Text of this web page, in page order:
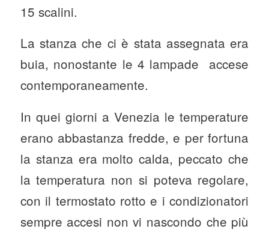
15 scalini.
La stanza che ci è stata assegnata era
buia, nonostante le 4 lampade accese
contemporaneamente.
In quei giorni a Venezia le temperature
erano abbastanza fredde, e per fortuna
la stanza era molto calda, peccato che
la temperatura non si poteva regolare,
con il termostato rotto e i condizionatori
sempre accesi non vi nascondo che più